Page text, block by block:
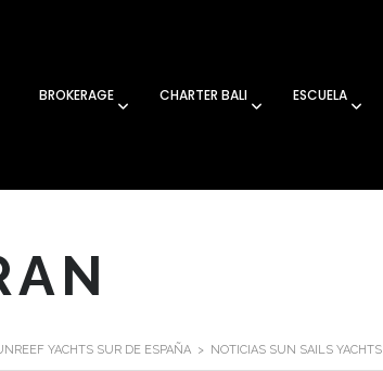
BROKERAGE CHARTER BALI ESCUELA
YACHTS SUR DE ESPAÑA > NOTICIAS SUN SAILS YACHTS